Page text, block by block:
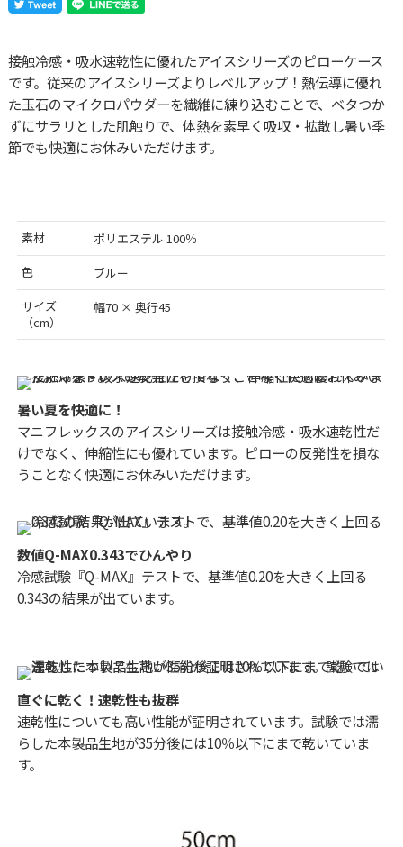
接触冷感・吸水速乾性に優れたアイスシリーズのピローケース
です。従来のアイスシリーズよりレベルアップ！熱伝導に優れ
た玉石のマイクロパウダーを繊維に練り込むことで、ベタつか
ずにサラリとした肌触りで、体熱を素早く吸収・拡散し暑い季
節でも快適にお休みいただけます。
素材
ポリエステル 100％
色
ブルー
サイズ
（cm）
幅70 × 奥行45
暑い夏を快適に！
マニフレックスのアイスシリーズは接触冷感・吸水速乾性だ
けでなく、伸縮性にも優れています。ピローの反発性を損な
うことなく快適にお休みいただけます。
数値Q-MAX0.343でひんやり
冷感試験『Q-MAX』テストで、基準値0.20を大きく上回る
0.343の結果が出ています。
直ぐに乾く！速乾性も抜群
速乾性についても高い性能が証明されています。試験では濡
らした本製品生地が35分後には10％以下にまで乾いていま
す。